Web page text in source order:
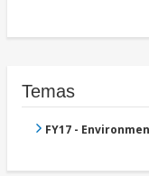
Temas
FY17 -